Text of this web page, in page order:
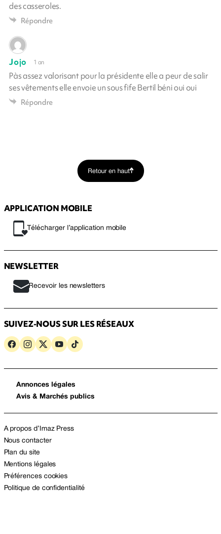
des casseroles.
Répondre
Jojo 1 an
Pàs assez valorisant pour la présidente elle a peur de salir
ses vêtements elle envoie un sous fife Bertil béni oui oui
Répondre
Retour en haut
APPLICATION MOBILE
Télécharger l’application mobile
NEWSLETTER
Recevoir les newsletters
SUIVEZ-NOUS SUR LES RÉSEAUX
Annonces légales
Avis & Marchés publics
A propos d’Imaz Press
Nous contacter
Plan du site
Mentions légales
Préférences cookies
Politique de confidentialité